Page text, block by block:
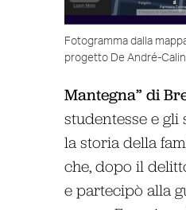
Fotogramma dalla
progetto De André-
Mantegna” di
studentesse e
la storia della
che, dopo il
e partecipò alla